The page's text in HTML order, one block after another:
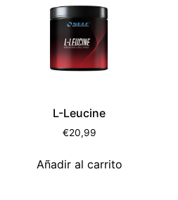
L-Leucine
€20,99
Añadir al carrito